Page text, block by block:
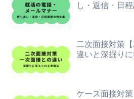
し・返信・日
二次面接対策
違いと深掘り
ケース面接対